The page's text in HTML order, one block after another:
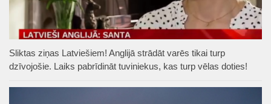
Sliktas ziņas Latviešiem! Anglijā strādāt varēs tikai turp
dzīvojošie. Laiks pabrīdināt tuviniekus, kas turp vēlas doties!